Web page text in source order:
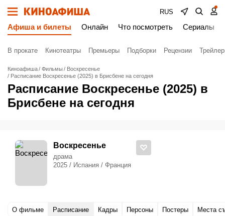
RUS
Афиша и билеты Онлайн Что посмотреть Сериалы
В прокате Кинотеатры Премьеры Подборки Рецензии
Киноафиша Фильмы
Воскресенье
Расписание Воскресенье (2025) в Брисбене на сегодня
Расписание Воскресенье (2025) в
Брисбене на сегодня
Воскресенье
драма
2025 / Испания / Франция
О фильме Расписание Кадры Персоны Постеры Места